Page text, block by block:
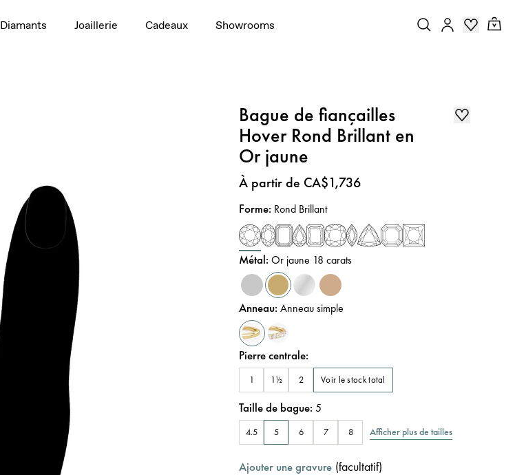
Diamants Joaillerie Cadeaux Showrooms
Bague de fiançailles
Hover Rond Brillant en
Or jaune
Prix:
À partir de CA$1,736
Forme: Rond Brillant
Métal:Or jaune 18 carats
Anneau:Anneau simple
Pierre centrale:
1 1½ 2 Voir le stock total
Taille de bague:5
4.5 5 6 7 8 Afficher plus de tailles
Ajouter une gravure (facultatif)